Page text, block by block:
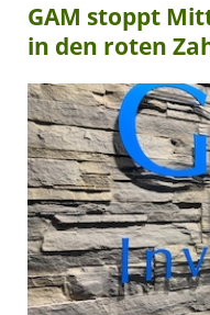
GAM stoppt
in den roten